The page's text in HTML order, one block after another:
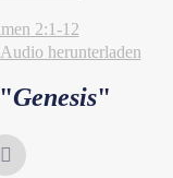
2:1-12
Audio herunterladen
Genesis"